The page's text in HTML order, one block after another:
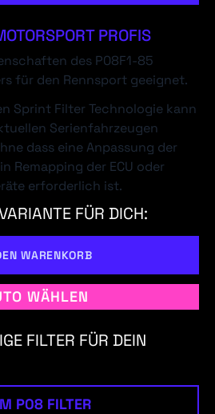
PROFIS
des P08F1-85
für den Rennsport geeignet.
Sprint Filter Technologie kann
Serienfahrzeugen
dass eine Anpassung der
Remapping der ECU oder
erforderlich ist.
FÜR DICH:
WARENKORB
WÄHLEN
FILTER FÜR DEIN
P08 FILTER